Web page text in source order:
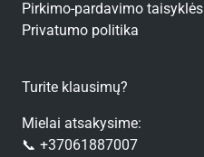
Pirkimo-pardavimo taisyklės
Privatumo politika
Turite klausimų?
Mielai atsakysime:
📞 +37061887007